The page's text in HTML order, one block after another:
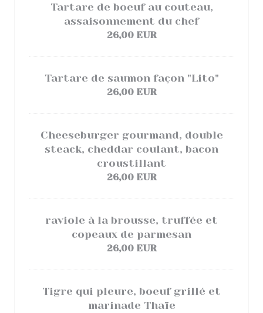
Tartare de boeuf au couteau,
assaisonnement du chef
26,00 EUR
Tartare de saumon façon "Lito"
26,00 EUR
Cheeseburger gourmand, double
steack, cheddar coulant, bacon
croustillant
26,00 EUR
raviole à la brousse, truffée et
copeaux de parmesan
26,00 EUR
Tigre qui pleure, boeuf grillé et
marinade Thaïe